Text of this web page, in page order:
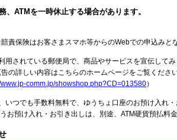
、ATMを一時休止する場合があります。
責保険はお客さまスマホ等からのWebでの申込みと
用されている郵便局で、商品やサービスを宣伝して
の詳しい内容はこちらのホームページをご覧くださ
www.jp-comm.jp/showshop.php?CD=013580）
いつでも手数料無料で、ゆうちょ口座のお預け入れ
お預け入れ・お引き出しは、別途、ATM硬貨預払料